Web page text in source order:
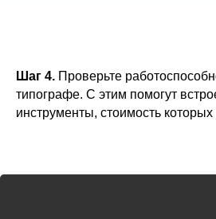
Шаг 4. Проверьте
типографе. С этим помогут
инструменты, стоимость